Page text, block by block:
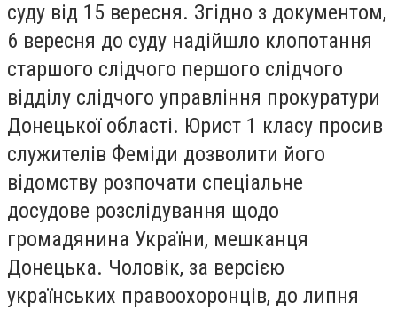
суду від 15 вересня. Згідно з документом,
6 вересня до суду надійшло клопотання
старшого слідчого першого слідчого
відділу слідчого управління прокуратури
Донецької області. Юрист 1 класу просив
служителів Феміди дозволити його
відомству розпочати спеціальне
досудове розслідування щодо
громадянина України, мешканця
Донецька. Чоловік, за версією
українських правоохоронців, до липня